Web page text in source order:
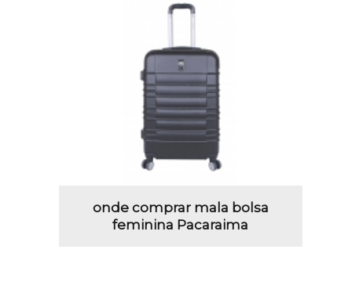
onde comprar mala bolsa
feminina Pacaraima